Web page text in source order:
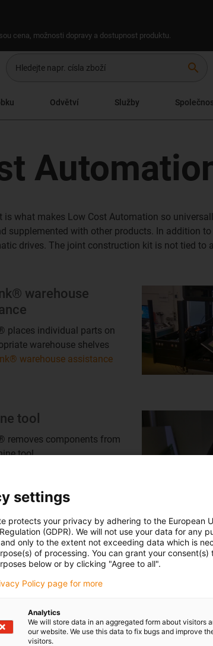
cena, možnosti dopravy a dostupnost produktu.
search
Odvětví Služby
what makes Low Cost Automation so
supplemented with other products. In addition
drives. The joint construction kit is not tied
warehouse
places individual parts on
warehouse shelves
warehouse assistance
tool
removes components from
tool
packaging of
packaging of respirators
settings
protects your privacy by adhering to the European
(GDPR). We will not use your data for any
only to the extent not exceeding data which is
of processing. You can grant your consent(s)
below or by clicking "Agree to all".
Policy page for more
Analytics
We will store data in an aggregated form about visitors
our website. We use this data to fix bugs and improve
visitors.